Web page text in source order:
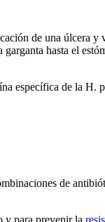
de una úlcera y
hasta el
específica de la
de
y para prevenir la